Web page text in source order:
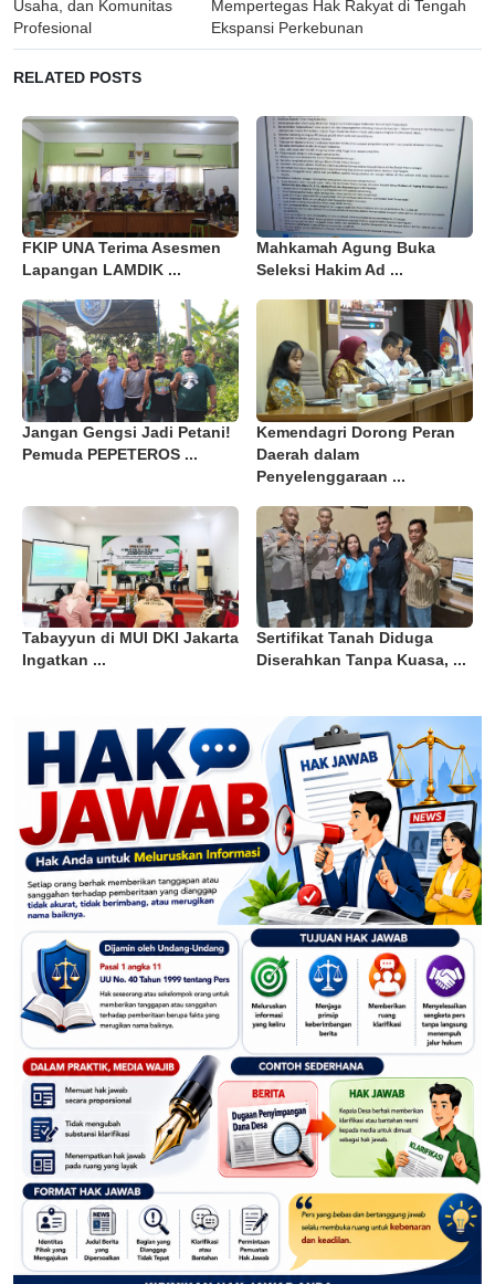
Usaha, dan Komunitas
Profesional
Mempertegas Hak Rakyat di Tengah
Ekspansi Perkebunan
RELATED POSTS
FKIP UNA Terima Asesmen
Lapangan LAMDIK ...
Mahkamah Agung Buka
Seleksi Hakim Ad ...
Jangan Gengsi Jadi Petani!
Pemuda PEPETEROS ...
Kemendagri Dorong Peran
Daerah dalam
Penyelenggaraan ...
Tabayyun di MUI DKI Jakarta
Ingatkan ...
Sertifikat Tanah Diduga
Diserahkan Tanpa Kuasa, ...